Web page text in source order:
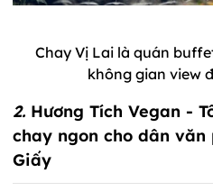
Chay Vị Lai là quán
không gian view
2. Hương Tích Vegan -
chay ngon cho dân văn
Giấy